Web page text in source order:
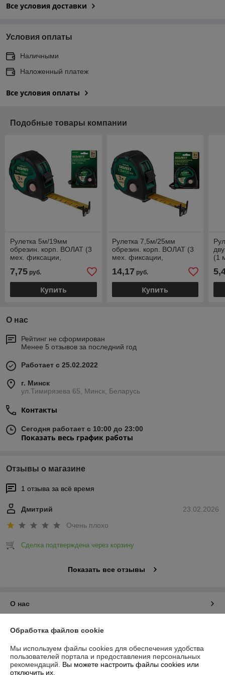
Все условия доставки
Условия оплаты
Наличными
Наложенный платеж
Все условия оплаты
Подобные товары компании
Рулетка 5м/19мм
обрезин. корп. ВОЛАТ (3
мех. фиксации,
шкала нанесения, 2-х
стор.
7,75 руб.
Купить
Рулетка 7,5м/25мм
обрезин. корп. ВОЛАТ (3
мех. фиксации,
шкала нанесения, 2-х
стор.
14,17 руб.
Купить
(1
О нас
Рейтинг не сформирован
Менее 5 отзывов за последний год
Работает с 25.02.2022
г. Минск
ул.Тимирязева 65, Минск, Беларусь
Контакты
Сегодня работает с 10:00 до 23:00
Показать весь график работы
Отзывы о магазине
1 отзыва за всё время
23.02.2026
Дмитрий
Очень плохо
Сделка подтверждена через корзину
Показать все отзывы
О нас
Контакты
Доставка и оплата
Обработка файлов cookie
Мы используем файлы cookies для обеспечения удобства
пользователей портала и предоставления персональных
рекомендаций. Вы можете настроить файлы cookies или
отключить их.